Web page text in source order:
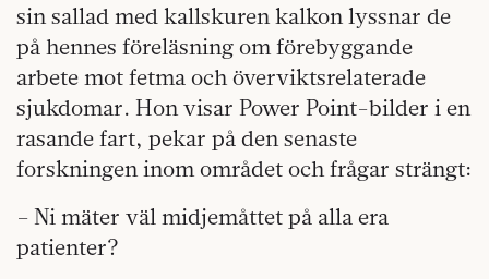
sin sallad med kallskuren kalkon lyssnar de
på hennes föreläsning om före­byggande
arbete mot fetma och överviktsrelaterade
sjukdomar. Hon visar Power Point-bilder i en
rasande fart, pekar på den senaste
forskningen inom området och frågar strängt:
– Ni mäter väl midjemåttet på alla era
patienter?